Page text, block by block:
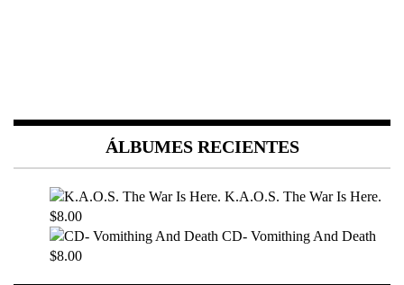
ÁLBUMES RECIENTES
K.A.O.S. The War Is Here.
$8.00
CD- Vomithing And Death
$8.00